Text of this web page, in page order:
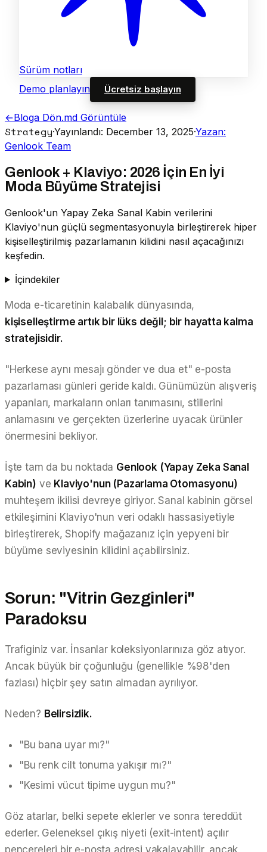
Sürüm notları
Demo planlayın
Ücretsiz başlayın
←Bloga Dön.md Görüntüle
Strategy·Yayınlandı: December 13, 2025·Yazan:
Genlook Team
Genlook + Klaviyo: 2026 İçin En İyi
Moda Büyüme Stratejisi
Genlook'un Yapay Zeka Sanal Kabin verilerini
Klaviyo'nun güçlü segmentasyonuyla birleştirerek hiper
kişiselleştirilmiş pazarlamanın kilidini nasıl açacağınızı
keşfedin.
İçindekiler
Moda e-ticaretinin kalabalık dünyasında,
kişiselleştirme artık bir lüks değil; bir hayatta kalma
stratejisidir.
"Herkese aynı mesajı gönder ve dua et" e-posta
pazarlaması günleri geride kaldı. Günümüzün alışveriş
yapanları, markaların onları tanımasını, stillerini
anlamasını ve gerçekten üzerlerine uyacak ürünler
önermesini bekliyor.
İşte tam da bu noktada Genlook (Yapay Zeka Sanal
Kabin) ve Klaviyo'nun (Pazarlama Otomasyonu)
muhteşem ikilisi devreye giriyor. Sanal kabinin görsel
etkileşimini Klaviyo'nun veri odaklı hassasiyetiyle
birleştirerek, Shopify mağazanız için yepyeni bir
büyüme seviyesinin kilidini açabilirsiniz.
Sorun: "Vitrin Gezginleri"
Paradoksu
Trafiginiz var. İnsanlar koleksiyonlarınıza göz atıyor.
Ancak büyük bir çoğunluğu (genellikle %98'den
fazlası) hiçbir şey satın almadan ayrılıyor.
Neden? Belirsizlik.
"Bu bana uyar mı?"
"Bu renk cilt tonuma yakışır mı?"
"Kesimi vücut tipime uygun mu?"
Göz atarlar, belki sepete eklerler ve sonra tereddüt
ederler. Geleneksel çıkış niyeti (exit-intent) açılır
pencereleri bir e-posta adresi yakalayabilir, ancak